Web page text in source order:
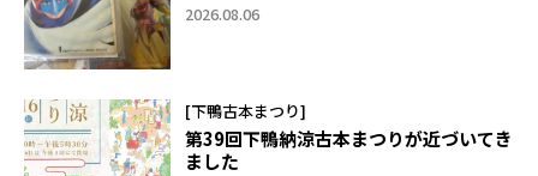
2026.08.06
[下鴨古本まつり]
第39回下鴨納涼古本まつりが近づいてき
ました